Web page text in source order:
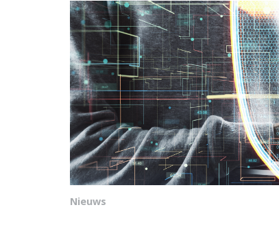
Nieuws